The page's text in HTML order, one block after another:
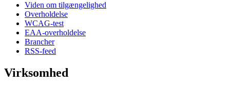
Viden om tilgængelighed
Overholdelse
WCAG-test
EAA-overholdelse
Brancher
RSS-feed
Virksomhed